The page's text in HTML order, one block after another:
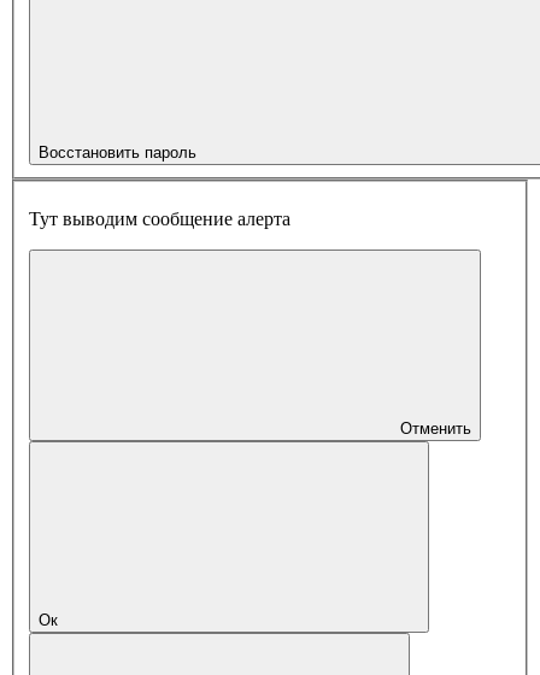
Восстановить пароль
Тут выводим сообщение алерта
Отменить
Ок